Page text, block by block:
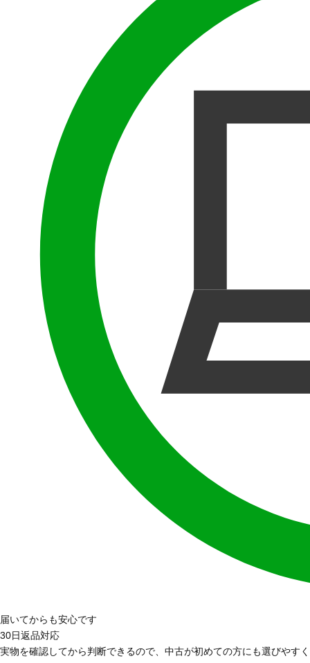
届いてからも安心です
30日返品対応
実物を確認してから判断できるので、中古が初めての方にも選びやす